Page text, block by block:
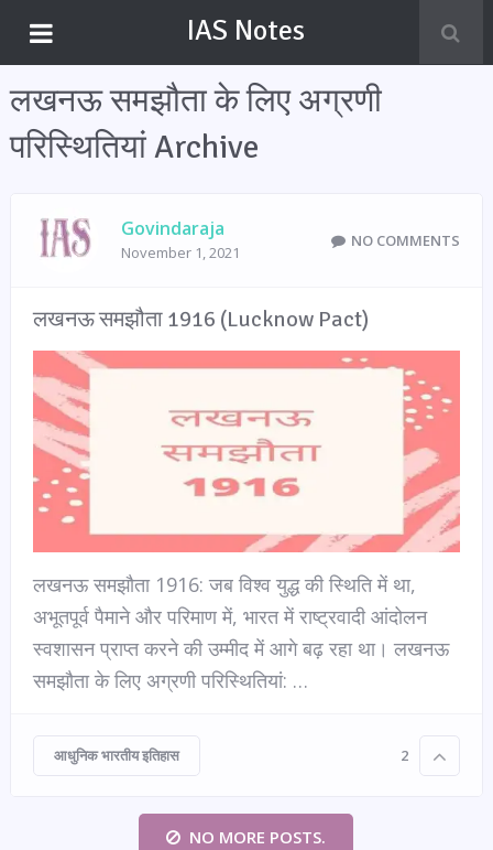
IAS Notes
लखनऊ समझौता के लिए अग्रणी
परिस्थितियां Archive
Govindaraja
November 1, 2021
NO COMMENTS
लखनऊ समझौता 1916 (Lucknow Pact)
लखनऊ समझौता 1916: जब विश्व युद्ध की स्थिति में था,
अभूतपूर्व पैमाने और परिमाण में, भारत में राष्ट्रवादी आंदोलन
स्वशासन प्राप्त करने की उम्मीद में आगे बढ़ रहा था। लखनऊ
समझौता के लिए अग्रणी परिस्थितियां: …
आधुनिक भारतीय इतिहास 2
NO MORE POSTS.